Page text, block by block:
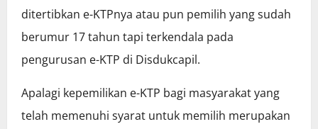
ditertibkan e-KTPnya atau pun pemilih yang sudah
berumur 17 tahun tapi terkendala pada
pengurusan e-KTP di Disdukcapil.
Apalagi kepemilikan e-KTP bagi masyarakat yang
telah memenuhi syarat untuk memilih merupakan